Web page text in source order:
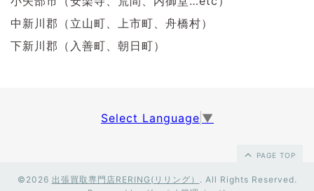
中新川郡（立山町、上市町、舟橋村）
下新川郡（入善町、朝日町）
Select Language ▼
PAGE TOP
©2026 出張買取専門店RERING(リリング） . All Rights Reserved.